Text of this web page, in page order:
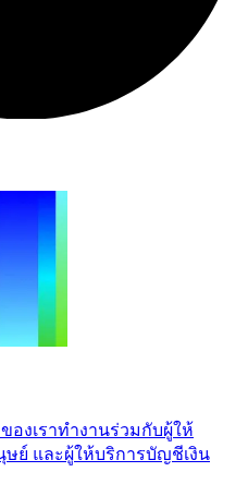
งเราทำงานร่วมกับผู้ให้
ย์ และผู้ให้บริการบัญชีเงิน